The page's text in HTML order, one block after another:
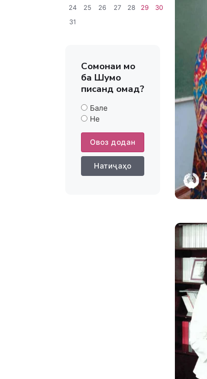
24
25 26 27 28 29
30
31
Сомонаи мо
ба Шумо
писанд омад?
Бале
Не
Овоз додан
Натиҷаҳо